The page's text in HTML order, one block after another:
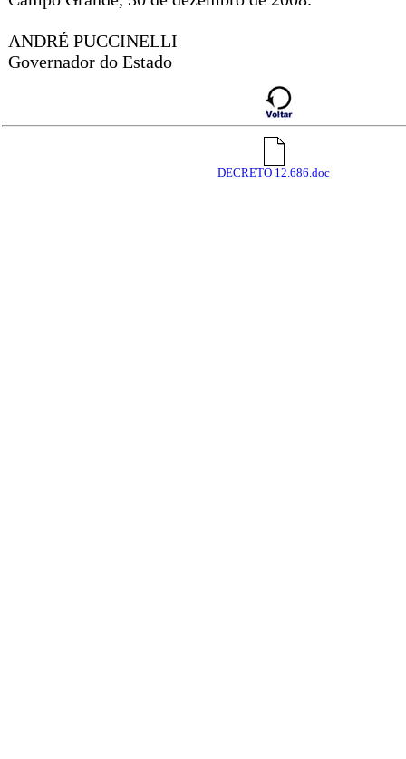
ANDRÉ PUCCINELLI
Governador do Estado
DECRETO 12.686.doc